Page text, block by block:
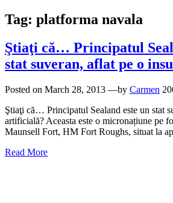
Tag: platforma navala
Ştiaţi că… Principatul
stat suveran, aflat pe o
Posted on March 28, 2013 —by Carmen
Ştiaţi că… Principatul Sealand este un stat
artificială? Aceasta este o micronațiune pe
Maunsell Fort, HM Fort Roughs, situat la
Read More